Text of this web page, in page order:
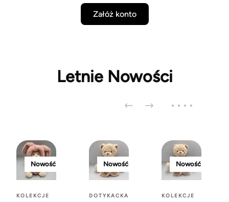
Załóż konto
Letnie Nowości
Nowość
KOLEKCJE
Nowość
DOTYKACKA
Nowość
KOLEKCJE